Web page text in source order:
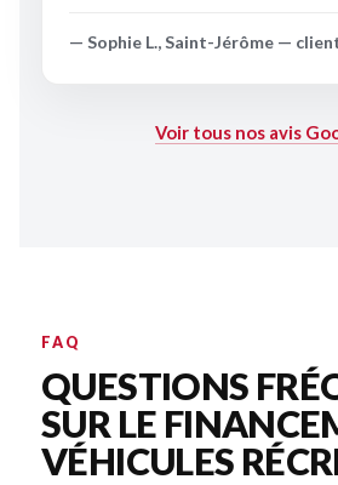
— Sophie L., Saint-Jérôme —
Voir tous nos avis
FAQ
QUESTIONS
SUR LE
VÉHICULES